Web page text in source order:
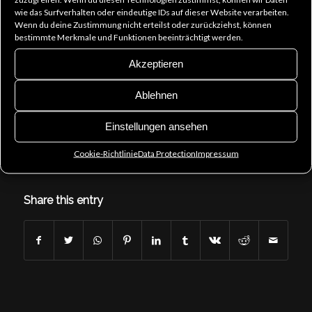
wie das Surfverhalten oder eindeutige IDs auf dieser Website verarbeiten.
Wenn du deine Zustimmung nicht erteilst oder zurückziehst, können
bestimmte Merkmale und Funktionen beeinträchtigt werden.
Akzeptieren
Ablehnen
Einstellungen ansehen
Cookie-RichtlinieData ProtectionImpressum
We had the honour to sing with Joachim Witt at Gothic
Meets Klassik 2018 in Leipzig.The performance was
recorded for a live CD and we had a lot of fun
rehearsing and singing in the Gewandhaus in Leipzig.
You can find a wonderful article here at theReflections
of Darkness Music Magazine.
Enjoy reading!
Share this entry